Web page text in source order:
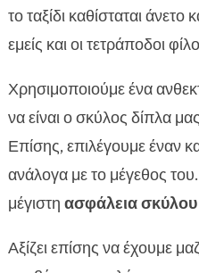
το ταξίδι καθίσταται άνετο
εμείς και οι τετράποδοι
Χρησιμοποιούμε ένα
να είναι ο σκύλος δίπλα
Επίσης, επιλέγουμε έναν
ανάλογα με το μέγεθος
μέγιστη ασφάλεια
Αξίζει επίσης να έχουμε